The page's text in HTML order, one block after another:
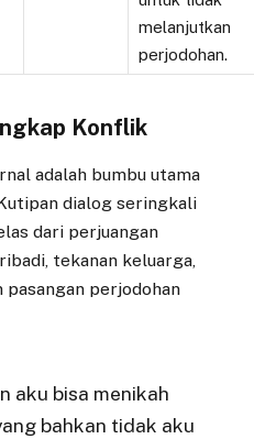
melanjutkan
perjodohan.
Konflik
adalah bumbu utama
dialog seringkali
dari perjuangan
tekanan keluarga,
perjodohan
aku bisa menikah
bahkan tidak aku